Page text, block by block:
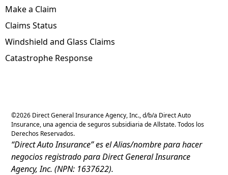
Make a Claim
Claims Status
Windshield and Glass Claims
Catastrophe Response
©2026 Direct General Insurance Agency, Inc., d/b/a Direct Auto
Insurance, una agencia de seguros subsidiaria de Allstate. Todos los
Derechos Reservados.
“Direct Auto Insurance” es el Alias/nombre para hacer
negocios registrado para Direct General Insurance
Agency, Inc. (NPN: 1637622).